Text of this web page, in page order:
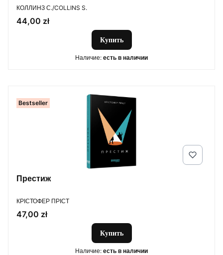
ПРОИЗВОДИТЕЛЬ
КОЛЛИНЗ С./COLLINS S.
Цена
44,00 zł
Купить
Наличие: есть в наличии
Bestseller
Престиж
ПРОИЗВОДИТЕЛЬ
КРІСТОФЕР ПРІСТ
Цена
47,00 zł
Купить
Наличие: есть в наличии